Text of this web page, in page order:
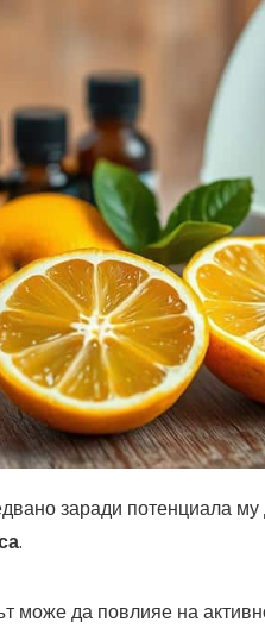
заради потенциала му
.
може да повлияе на